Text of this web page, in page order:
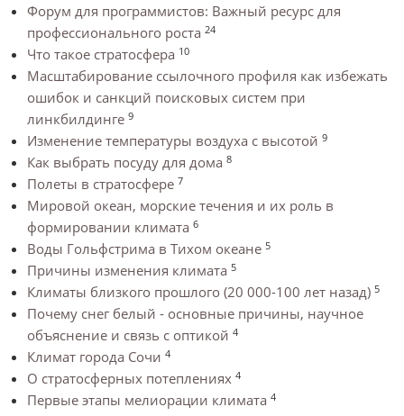
Форум для программистов: Важный ресурс для
профессионального роста 24
Что такое стратосфера 10
Масштабирование ссылочного профиля как избежать
ошибок и санкций поисковых систем при
линкбилдинге 9
Изменение температуры воздуха с высотой 9
Как выбрать посуду для дома 8
Полеты в стратосфере 7
Мировой океан, морские течения и их роль в
формировании климата 6
Воды Гольфстрима в Тихом океане 5
Причины изменения климата 5
Климаты близкого прошлого (20 000-100 лет назад) 5
Почему снег белый - основные причины, научное
объяснение и связь с оптикой 4
Климат города Сочи 4
О стратосферных потеплениях 4
Первые этапы мелиорации климата 4